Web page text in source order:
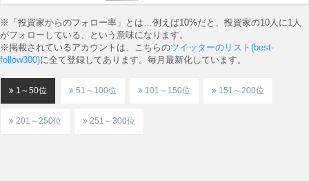
※「投資家からのフォロー率」とは…例えば10%だと、投資家の10人に1人
がフォローしている、という意味になります。
※掲載されているアカウントは、こちらのツイッターのリスト(best-
follow300)に全て登録してあります。毎月最新化しています。
1～50位 51～100位 101～150位 151～200位
201～250位 251～300位